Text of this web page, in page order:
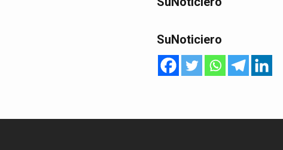
SuNoticiero